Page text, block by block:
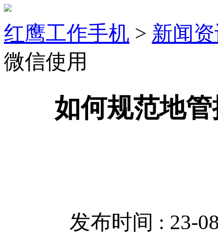
红鹰工作手机 > 新闻
微信使用
如何规范地
发布时间 : 23-